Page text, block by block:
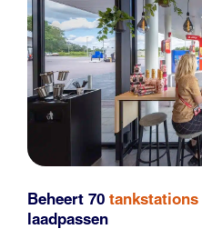
Beheert 70 tankstations
laadpassen